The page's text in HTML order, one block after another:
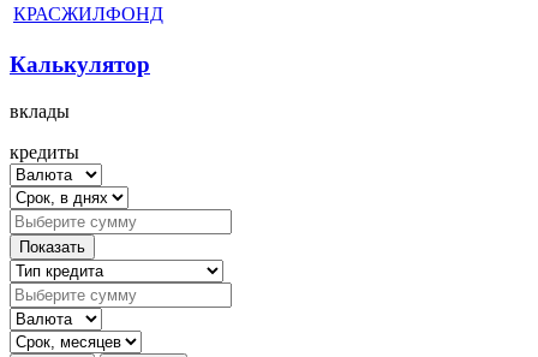
КРАСЖИЛФОНД
Калькулятор
вклады
кредиты